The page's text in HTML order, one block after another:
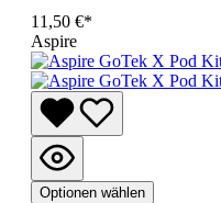
11,50 €*
Aspire
Optionen wählen